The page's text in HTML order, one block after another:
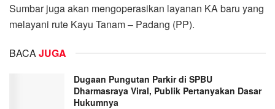
Sumbar juga akan mengoperasikan layanan KA baru yang
melayani rute Kayu Tanam – Padang (PP).
BACA JUGA
Dugaan Pungutan Parkir di SPBU
Dharmasraya Viral, Publik Pertanyakan Dasar
Hukumnya